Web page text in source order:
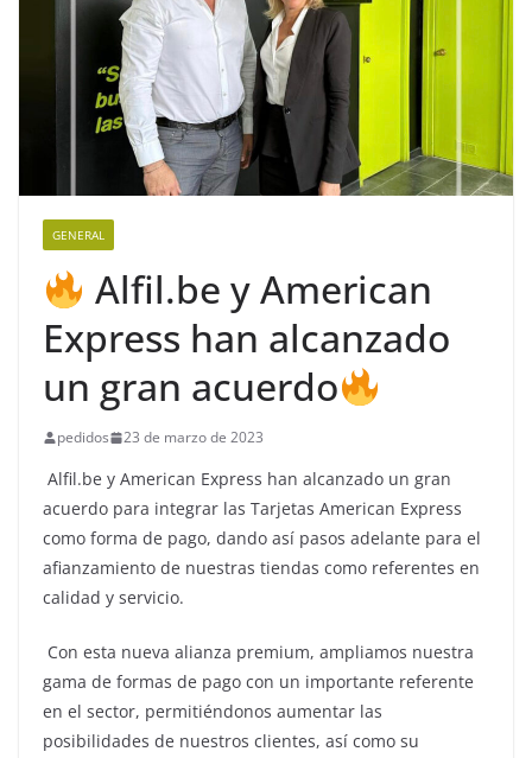
GENERAL
Alfil.be y American
Express han alcanzado
un gran acuerdo
pedidos 23 de marzo de 2023
Alfil.be y American Express han alcanzado un gran
acuerdo para integrar las Tarjetas American Express
como forma de pago, dando así pasos adelante para el
afianzamiento de nuestras tiendas como referentes en
calidad y servicio.
Con esta nueva alianza premium, ampliamos nuestra
gama de formas de pago con un importante referente
en el sector, permitiéndonos aumentar las
posibilidades de nuestros clientes, así como su